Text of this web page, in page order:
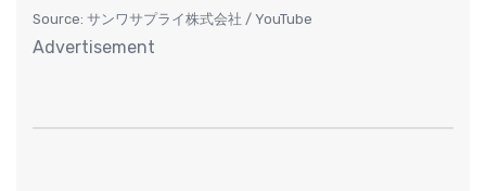
Source: サンワサプライ株式会社 / YouTube
Advertisement